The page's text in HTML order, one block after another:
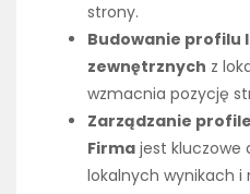
strony.
Budowanie profilu
zewnętrznych z
wzmacnia pozycję
Zarządzanie
Firma jest kluczowe
lokalnych wynikach i